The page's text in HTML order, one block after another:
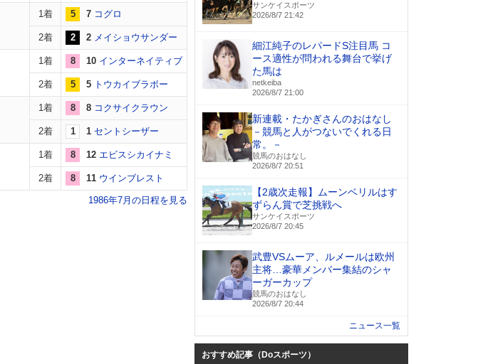
1着 5 7 コグロ
2着 2 2 メイショウサンダー
1着 8 10 インターネイティブ
2着 5 5 トウカイブラボー
1着 8 8 コクサイクラウン
2着 1 1 セントシーザー
1着 8 12 エビスシカイナミ
2着 8 11 ウインブレスト
1986年7月の日程を見る
サンケイスポーツ
2026/8/7 21:42
細江純子のレパードS注目馬 コ
ース適性が問われる舞台で挙げ
た馬は
netkeiba
2026/8/7 21:00
新連載・たかぎさんのおはなし
－競馬と人がつないでくれる日
常。－
競馬のおはなし
2026/8/7 20:51
【2歳次走報】ムーンベリルはす
ずらん賞で芝挑戦へ
サンケイスポーツ
2026/8/7 20:45
武豊VSムーア、ルメールは欧州
主将…豪華メンバー集結のシャ
ーガーカップ
競馬のおはなし
2026/8/7 20:44
ニュース一覧
おすすめ記事（Doスポーツ）